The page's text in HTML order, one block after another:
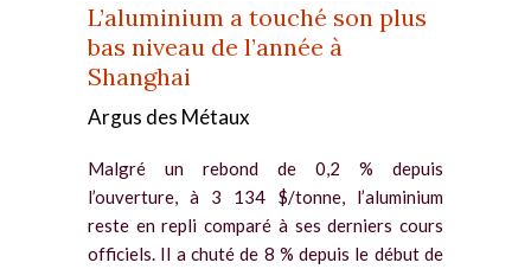
L’aluminium a touché son plus
bas niveau de l’année à
Shanghai
Argus des Métaux
Malgré un rebond de 0,2 % depuis
l’ouverture, à 3 134 $/tonne, l’aluminium
reste en repli comparé à ses derniers cours
officiels. Il a chuté de 8 % depuis le début de